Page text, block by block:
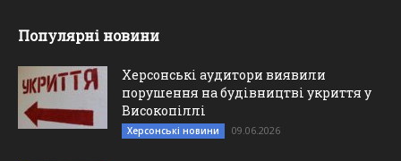
Популярні новини
Херсонські аудитори виявили
порушення на будівництві укриття у
Високопіллі
Херсонські новини 09.06.2026